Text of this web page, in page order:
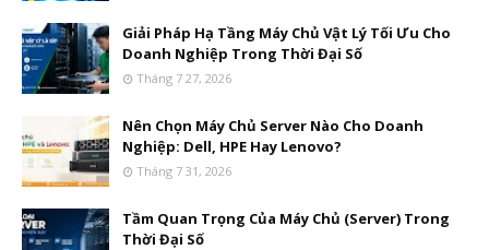
Giải Pháp Hạ Tầng Máy Chủ Vật Lý Tối Ưu Cho
Doanh Nghiệp Trong Thời Đại Số
Tháng 7 27, 2026
Nên Chọn Máy Chủ Server Nào Cho Doanh
Nghiệp: Dell, HPE Hay Lenovo?
Tháng 7 31, 2026
Tầm Quan Trọng Của Máy Chủ (Server) Trong
Thời Đại Số